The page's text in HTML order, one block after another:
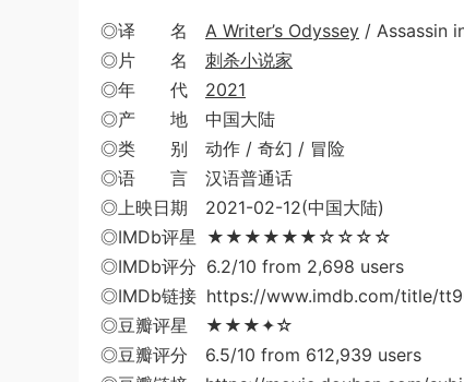
◎译 名 A Writer’s Odyssey / Assassin
◎片 名 刺杀小说家
◎年 代 2021
◎产 地 中国大陆
◎类 别 动作 / 奇幻 / 冒险
◎语 言 汉语普通话
◎上映日期 2021-02-12(中国大陆)
◎IMDb评星 ★★★★★★☆☆☆☆
◎IMDb评分 6.2/10 from 2,698 users
◎IMDb链接 https://www.imdb.com/title/
◎豆瓣评星 ★★★✦☆
◎豆瓣评分 6.5/10 from 612,939 users